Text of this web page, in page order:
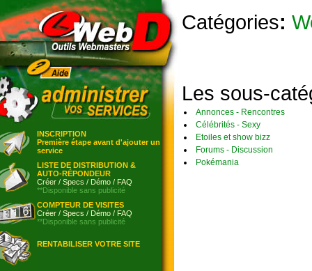
INSCRIPTION
Première étape avant d'ajouter un
service
LISTE DE DISTRIBUTION &
AUTO-RÉPONDEUR
Créer / Specs / Démo / FAQ
**Disponible sans publicité
COMPTEUR DE VISITES
Créer / Specs / Démo / FAQ
**Disponible sans publicité
RENTABILISER VOTRE SITE
Catégories:
Les sous-
Annonces - Rencontres
Célébrités - Sexy
Etoiles et show bizz
Forums - Discussion
Pokémania